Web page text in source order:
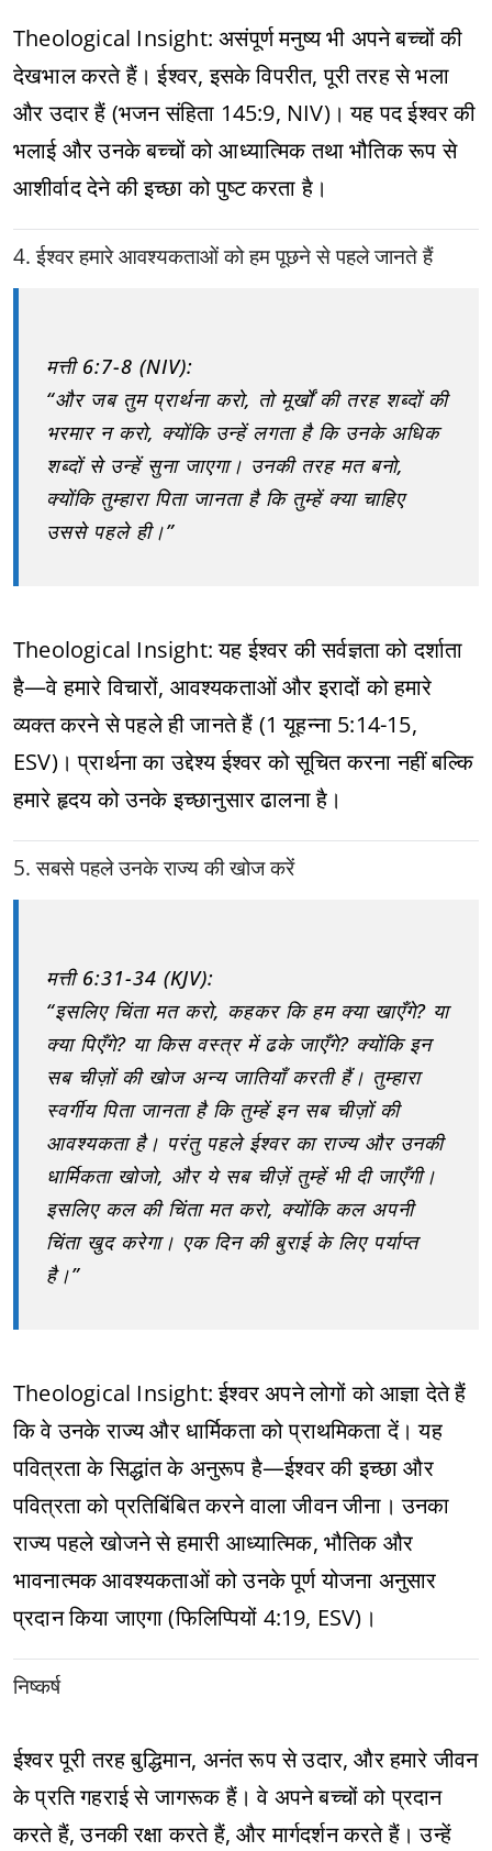
Theological Insight: असंपूर्ण मनुष्य भी अपने बच्चों की
देखभाल करते हैं। ईश्वर, इसके विपरीत, पूरी तरह से भला
और उदार हैं (भजन संहिता 145:9, NIV)। यह पद ईश्वर की
भलाई और उनके बच्चों को आध्यात्मिक तथा भौतिक रूप से
आशीर्वाद देने की इच्छा को पुष्ट करता है।
4. ईश्वर हमारे आवश्यकताओं को हम पूछने से पहले जानते हैं
मत्ती 6:7-8 (NIV):
“और जब तुम प्रार्थना करो, तो मूर्खों की तरह शब्दों की
भरमार न करो, क्योंकि उन्हें लगता है कि उनके अधिक
शब्दों से उन्हें सुना जाएगा। उनकी तरह मत बनो,
क्योंकि तुम्हारा पिता जानता है कि तुम्हें क्या चाहिए
उससे पहले ही।”
Theological Insight: यह ईश्वर की सर्वज्ञता को दर्शाता
है—वे हमारे विचारों, आवश्यकताओं और इरादों को हमारे
व्यक्त करने से पहले ही जानते हैं (1 यूहन्ना 5:14-15,
ESV)। प्रार्थना का उद्देश्य ईश्वर को सूचित करना नहीं बल्कि
हमारे हृदय को उनके इच्छानुसार ढालना है।
5. सबसे पहले उनके राज्य की खोज करें
मत्ती 6:31-34 (KJV):
“इसलिए चिंता मत करो, कहकर कि हम क्या खाएँगे? या
क्या पिएँगे? या किस वस्त्र में ढके जाएँगे? क्योंकि इन
सब चीज़ों की खोज अन्य जातियाँ करती हैं। तुम्हारा
स्वर्गीय पिता जानता है कि तुम्हें इन सब चीज़ों की
आवश्यकता है। परंतु पहले ईश्वर का राज्य और उनकी
धार्मिकता खोजो, और ये सब चीज़ें तुम्हें भी दी जाएँगी।
इसलिए कल की चिंता मत करो, क्योंकि कल अपनी
चिंता खुद करेगा। एक दिन की बुराई के लिए पर्याप्त
है।”
Theological Insight: ईश्वर अपने लोगों को आज्ञा देते हैं
कि वे उनके राज्य और धार्मिकता को प्राथमिकता दें। यह
पवित्रता के सिद्धांत के अनुरूप है—ईश्वर की इच्छा और
पवित्रता को प्रतिबिंबित करने वाला जीवन जीना। उनका
राज्य पहले खोजने से हमारी आध्यात्मिक, भौतिक और
भावनात्मक आवश्यकताओं को उनके पूर्ण योजना अनुसार
प्रदान किया जाएगा (फिलिप्पियों 4:19, ESV)।
निष्कर्ष
ईश्वर पूरी तरह बुद्धिमान, अनंत रूप से उदार, और हमारे जीवन
के प्रति गहराई से जागरूक हैं। वे अपने बच्चों को प्रदान
करते हैं, उनकी रक्षा करते हैं, और मार्गदर्शन करते हैं। उन्हें